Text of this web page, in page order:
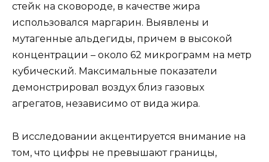
стейк на сковороде, в качестве жира
использовался маргарин. Выявлены и
мутагенные альдегиды, причем в высокой
концентрации – около 62 микрограмм на метр
кубический. Максимальные показатели
демонстрировал воздух близ газовых
агрегатов, независимо от вида жира.
В исследовании акцентируется внимание на
том, что цифры не превышают границы,